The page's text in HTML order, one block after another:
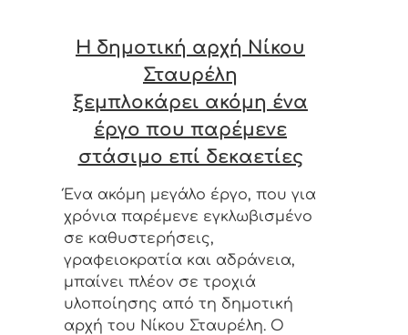
Η δημοτική αρχή Νίκου
Σταυρέλη
ξεμπλοκάρει ακόμη ένα
έργο που παρέμενε
στάσιμο επί δεκαετίες
Ένα ακόμη μεγάλο έργο, που για
χρόνια παρέμενε εγκλωβισμένο
σε καθυστερήσεις,
γραφειοκρατία και αδράνεια,
μπαίνει πλέον σε τροχιά
υλοποίησης από τη δημοτική
αρχή του Νίκου Σταυρέλη. Ο